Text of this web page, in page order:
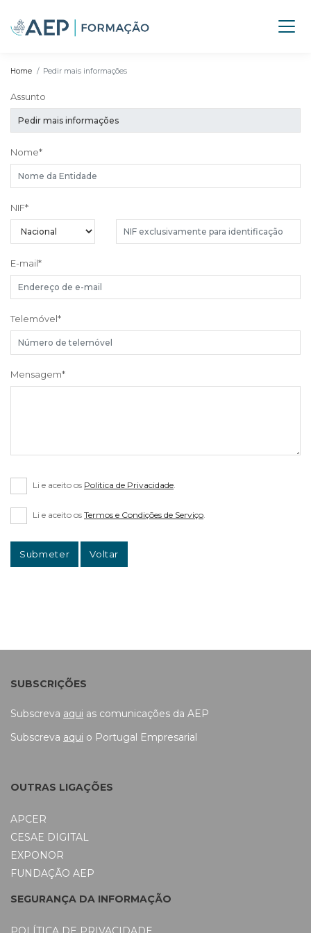
Home Pedir mais informações
Assunto
Nome*
NIF*
E-mail*
Telemóvel*
Mensagem*
Li e aceito os Politica de Privacidade.
Li e aceito os Termos e Condições de Serviço
Submeter Voltar
SUBSCRIÇÕES
Subscreva aqui as comunicações da AEP
Subscreva aqui o Portugal Empresarial
OUTRAS LIGAÇÕES
APCER
CESAE DIGITAL
EXPONOR
FUNDAÇÃO AEP
SEGURANÇA DA INFORMAÇÃO